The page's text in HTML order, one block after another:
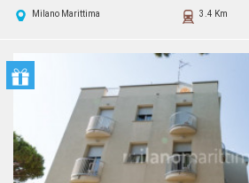
Milano Marittima 3.4 Km